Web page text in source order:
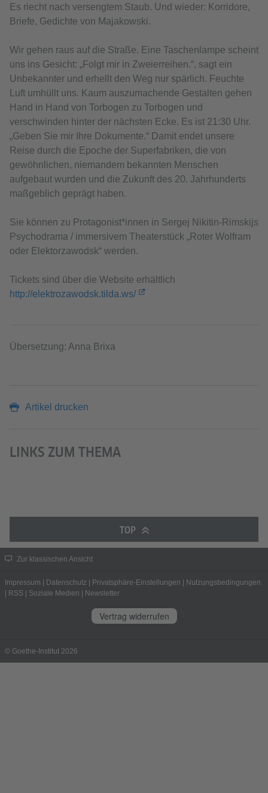
Es riecht nach versengtem Staub. Und wieder: Korridore,
Briefe, Gedichte von Majakowski.
Wir gehen raus auf die Straße. Eine Taschenlampe scheint
uns ins Gesicht: „Folgt mir in Zweierreihen.“, sagt ein
Unbekannter und erhellt den Weg nur spärlich. Feuchte
Luft umhüllt uns. Kaum auszumachende Gestalten gehen
Hand in Hand von Torbogen zu Torbogen und
verschwinden hinter der nächsten Ecke. Es ist 21:30 Uhr.
„Geben Sie mir Ihre Dokumente.“ Damit endet unsere
Reise durch die Epoche der Superfabriken, die von
gewöhnlichen, niemandem bekannten Menschen
aufgebaut wurden und die Zukunft des 20. Jahrhunderts
maßgeblich geprägt haben.
Sie können zu Protagonist*innen in Sergej Nikitin-Rimskijs
Psychodrama / immersivem Theaterstück „Roter Wolfram
oder Elektorzawodsk“ werden.
Tickets sind über die Website erhältlich
http://elektrozawodsk.tilda.ws/
Übersetzung: Anna Brixa
Artikel drucken
LINKS ZUM THEMA
TOP
Zur klassischen Ansicht
Impressum | Datenschutz | Privatsphäre-Einstellungen | Nutzungsbedingungen
| RSS | Soziale Medien | Newsletter
Vertrag widerrufen
© Goethe-Institut 2026